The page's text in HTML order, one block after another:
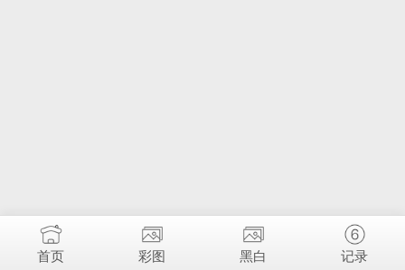
首页 彩图 黑白 记录